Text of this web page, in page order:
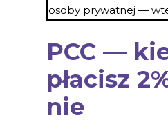
osoby prywatnej —
PCC —
płacisz
nie